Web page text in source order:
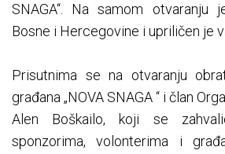
SNAGA“. Na samom otvaranju
Bosne i Hercegovine i upriličen je
Prisutnima se na otvaranju
građana „NOVA SNAGA “ i član
Alen Boškailo, koji se
sponzorima, volonterima i